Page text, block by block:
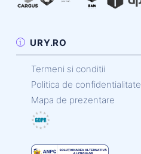
URY.RO
Termeni si conditii
Politica de confidentialitate
Mapa de prezentare